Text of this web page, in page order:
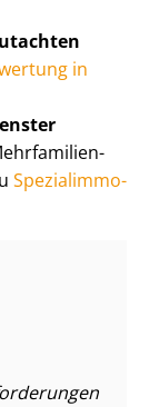
in
Spe­zi­al­im­mo­